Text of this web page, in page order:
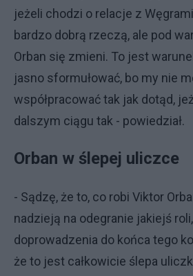
jeżeli chodzi o relacje z
bardzo dobrą rzeczą, ale pod
Orban się zmieni. To jest
jasno sformułować, bo my nie
współpracować tak jak dotąd,
dalszym ciągu tak - powiedział.
Orban w ślepej uliczce
- Sądzę, że to, co robi Viktor
nadzieją na odegranie jakiejś
doprowadzenia do końca tego
że to jest całkowicie ślepa